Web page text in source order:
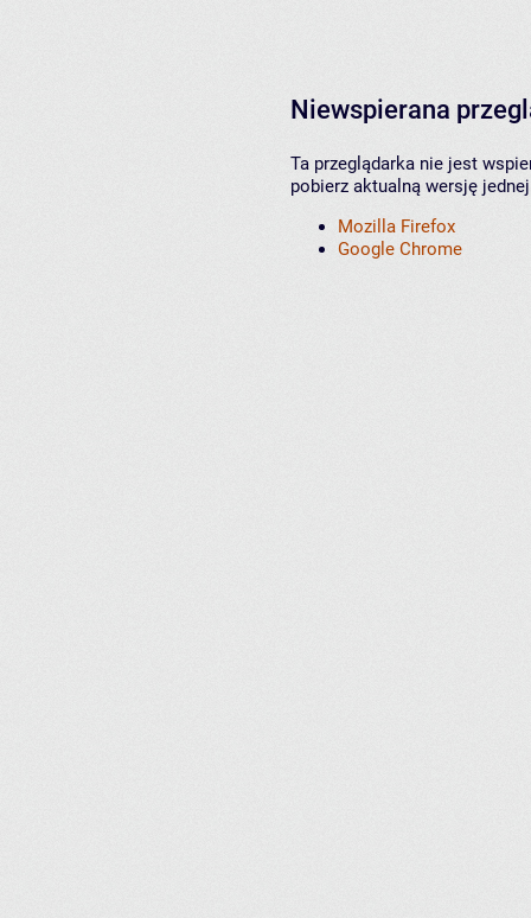
Niewspierana
Ta przeglądarka nie jest
pobierz aktualną wersję
Mozilla Firefox
Google Chrome